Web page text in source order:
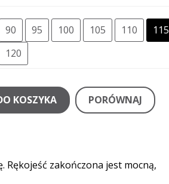
90 95 100 105 110
115
120
KOSZYKA PORÓWNAJ
Rękojeść zakończona jest mocną,